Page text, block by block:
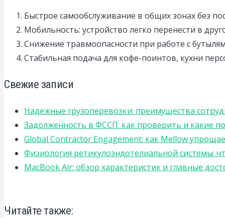
Быстрое самообслуживание в общих зонах без
Мобильность: устройство легко перенести в
Снижение травмоопасности при работе с
Стабильная подача для кофе-поинтов, кухни
Свежие записи
Надежные грузоперевозки: преимущества
Задолженность в ФССП: как проверить и какие
Global Contractor Engagement: как Mellow
Физиология ретикулоэндотелиальной системы:
MacBook Air: обзор характеристик и главные
Читайте также: